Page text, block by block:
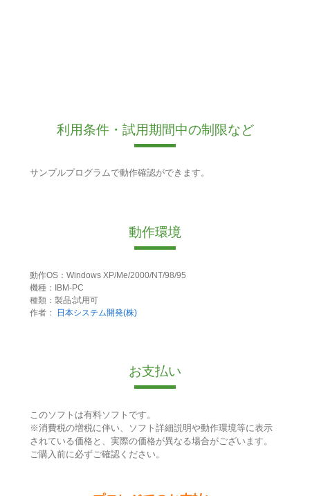
利用条件・試用期間中の制限など
サンプルプログラムで動作確認ができます。
動作環境
動作OS：Windows XP/Me/2000/NT/98/95
機種：IBM-PC
種類：製品:試用可
作者：
日本システム開発(株)
お支払い
このソフトは有料ソフトです。
※消費税の増税に伴い、ソフト詳細説明や動作環境等に表示
されている価格と、実際の価格が異なる場合がございます。
ご購入前に必ずご確認ください。